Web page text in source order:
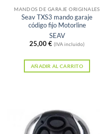
MANDOS DE GARAJE ORIGINALES
Seav TXS3 mando garaje
código fijo Motorline
SEAV
25,00€ (IVA incluido)
AÑADIR AL CARRITO